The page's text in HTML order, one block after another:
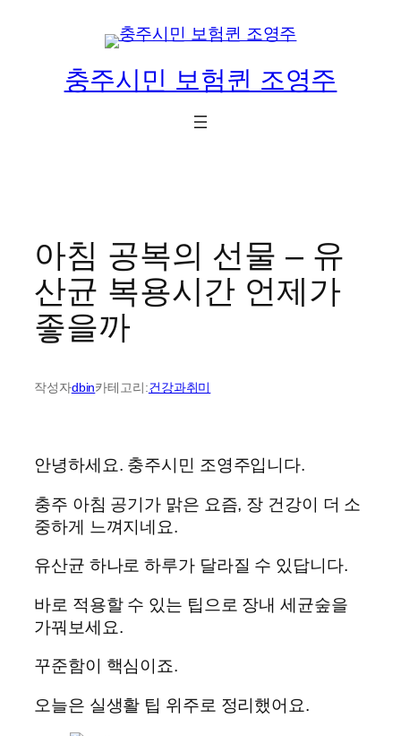
충주시민 보험퀸 조영주
아침 공복의 선물 – 유
산균 복용시간 언제가
좋을까
작성자dbin카테고리:건강과취미
안녕하세요. 충주시민 조영주입니다.
충주 아침 공기가 맑은 요즘, 장 건강이 더 소
중하게 느껴지네요.
유산균 하나로 하루가 달라질 수 있답니다.
바로 적용할 수 있는 팁으로 장내 세균숲을
가꿔보세요.
꾸준함이 핵심이죠.
오늘은 실생활 팁 위주로 정리했어요.